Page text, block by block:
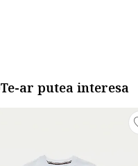
Te-ar putea interesa